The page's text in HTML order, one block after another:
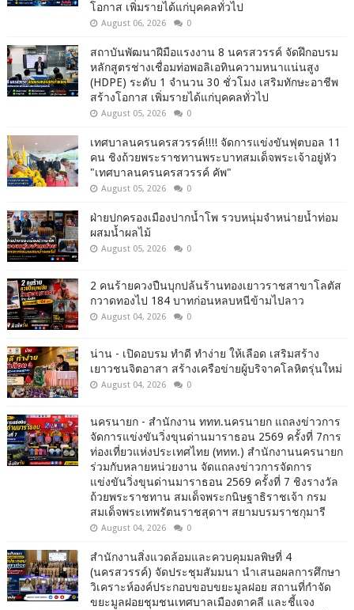
โอกาส เพิ่มรายได้แก่บุคคลทั่วไป
August 06, 2026 0
สถาบันพัฒนาฝีมือแรงงาน 8 นครสวรรค์ จัดฝึกอบรม
หลักสูตรช่างเชื่อมท่อพอลิเอทินความหนาแน่นสูง
(HDPE) ระดับ 1 จำนวน 30 ชั่วโมง เสริมทักษะอาชีพ
สร้างโอกาส เพิ่มรายได้แก่บุคคลทั่วไป
August 05, 2026 0
เทศบาลนครนครสวรรค์!!!! จัดการแข่งขันฟุตบอล 11
คน ชิงถ้วยพระราชทานพระบาทสมเด็จพระเจ้าอยู่หัว
"เทศบาลนครนครสวรรค์ คัพ"
August 05, 2026 0
ฝ่ายปกครองเมืองปากน้ำโพ รวบหนุ่มจำหน่ายน้ำท่อม
ผสมน้ำผลไม้
August 05, 2026 0
2 คนร้ายควงปืนบุกปล้นร้านทองเยาวราชสาขาโลตัส
กวาดทองไป 184 บาทก่อนหลบหนีข้ามไปลาว
August 04, 2026 0
น่าน - เปิดอบรม ทำดี ทำง่าย ให้เลือด เสริมสร้าง
เยาวชนจิตอาสา สร้างเครือข่ายผู้บริจาคโลหิตรุ่นใหม่
August 04, 2026 0
นครนายก - สำนักงาน ททท.นครนายก แถลงข่าวการ
จัดการแข่งขันวิ่งขุนด่านมาราธอน 2569 ครั้งที่ 7การ
ท่องเที่ยวแห่งประเทศไทย (ททท.) สำนักงานนครนายก
ร่วมกับหลายหน่วยงาน จัดแถลงข่าวการจัดการ
แข่งขันวิ่งขุนด่านมาราธอน 2569 ครั้งที่ 7 ชิงรางวัล
ถ้วยพระราชทาน สมเด็จพระกนิษฐาธิราชเจ้า กรม
สมเด็จพระเทพรัตนราชสุดาฯ สยามบรมราชกุมารี
August 04, 2026 0
สำนักงานสิ่งแวดล้อมและควบคุมมลพิษที่ 4
(นครสวรรค์) จัดประชุมสัมมนา นำเสนอผลการศึกษา
วิเคราะห์องค์ประกอบขอบขยะมูลฝอย สถานที่กำจัด
ขยะมูลฝอยชุมชนเทศบาลเมืองตาคลี และชี้แจง